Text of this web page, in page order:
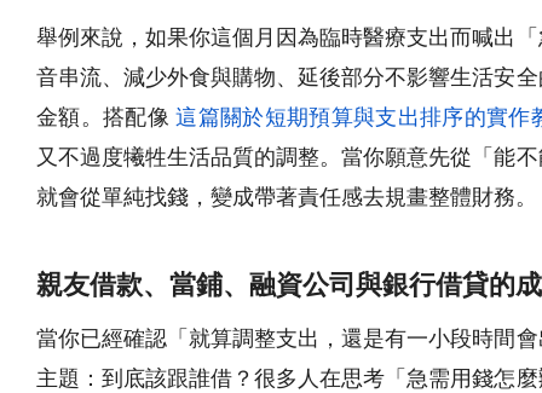
舉例來說，如果你這個月因為臨時醫療支出而喊出
音串流、減少外食與購物、延後部分不影響生活安
金額。搭配像 這篇關於短期預算與支出排序的實作
又不過度犧牲生活品質的調整。當你願意先從「能
就會從單純找錢，變成帶著責任感去規畫整體財務。
親友借款、當鋪、融資公司與銀行借貸的
當你已經確認「就算調整支出，還是有一小段時間
主題：到底該跟誰借？很多人在思考「急需用錢怎